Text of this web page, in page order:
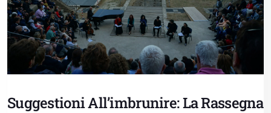
Suggestioni All’imbrunire: La Rassegna